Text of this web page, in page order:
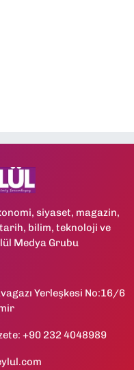
siyaset, magazin,
bilim, teknoloji ve
Medya Grubu
Yerleşkesi No:16/6
+90 232 4048989